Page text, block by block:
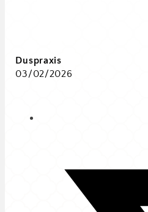
Duspraxis
03/02/2026